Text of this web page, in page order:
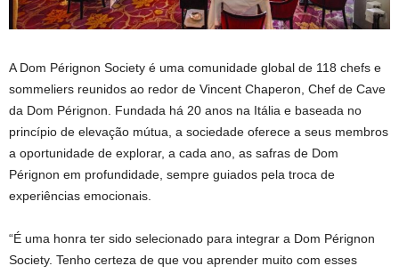
A Dom Pérignon Society é uma comunidade global de 118 chefs e
sommeliers reunidos ao redor de Vincent Chaperon, Chef de Cave
da Dom Pérignon. Fundada há 20 anos na Itália e baseada no
princípio de elevação mútua, a sociedade oferece a seus membros
a oportunidade de explorar, a cada ano, as safras de Dom
Pérignon em profundidade, sempre guiados pela troca de
experiências emocionais.
“É uma honra ter sido selecionado para integrar a Dom Pérignon
Society. Tenho certeza de que vou aprender muito com esses